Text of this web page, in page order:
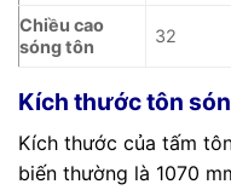
Chiều cao
sóng tôn
32
Kích thước tôn
Kích thước của tấm
biến thường là 1070